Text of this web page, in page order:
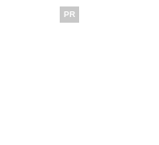
PR